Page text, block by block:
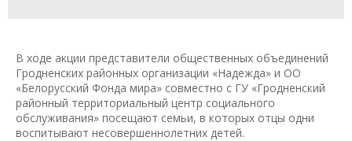
В ходе акции представители общественных объединений
Гродненских районных организации «Надежда» и ОО
«Белорусский Фонда мира» совместно с ГУ «Гродненский
районный территориальный центр социального
обслуживания» посещают семьи, в которых отцы одни
воспитывают несовершеннолетних детей.